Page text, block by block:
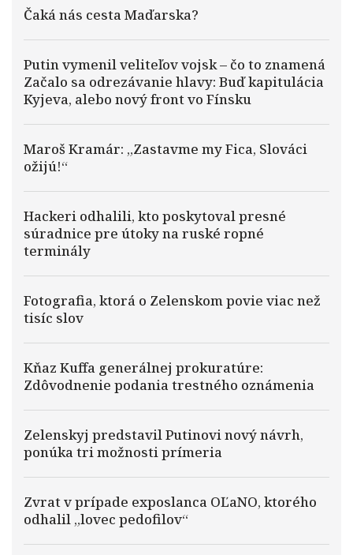
Čaká nás cesta Maďarska?
Putin vymenil veliteľov vojsk – čo to znamená
Začalo sa odrezávanie hlavy: Buď kapitulácia
Kyjeva, alebo nový front vo Fínsku
Maroš Kramár: „Zastavme my Fica, Slováci
ožijú!“
Hackeri odhalili, kto poskytoval presné
súradnice pre útoky na ruské ropné
terminály
Fotografia, ktorá o Zelenskom povie viac než
tisíc slov
Kňaz Kuffa generálnej prokuratúre:
Zdôvodnenie podania trestného oznámenia
Zelenskyj predstavil Putinovi nový návrh,
ponúka tri možnosti prímeria
Zvrat v prípade exposlanca OĽaNO, ktorého
odhalil „lovec pedofilov“